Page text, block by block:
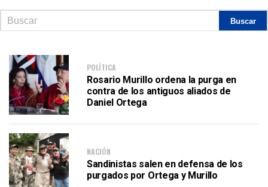
POLÍTICA
Rosario Murillo ordena la purga en
contra de los antiguos aliados de
Daniel Ortega
NACIÓN
Sandinistas salen en defensa de los
purgados por Ortega y Murillo